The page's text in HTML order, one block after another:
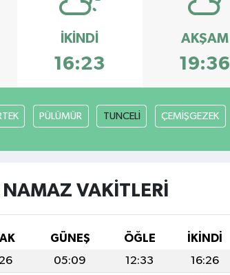
İKINDI
16:23
AKŞAM
19:36
PÜLÜMÜR TUNCELİ ÇEMİŞGEZEK
VAKITLERI
GÜNEŞ ÖĞLE İKINDI
05:09 12:33 16:26